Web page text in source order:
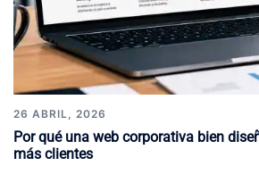
26 ABRIL, 2026
Por qué una web corporativa bien
más clientes